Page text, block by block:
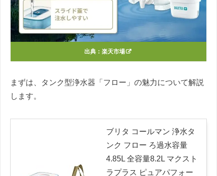
出典： 楽天市場
まずは、タンク型浄水器「フロー」の魅力について解説
します。
ブリタ コールマン 浄水タ
ンク フロー ろ過水容量
4.85L 全容量8.2L マクスト
ラプラス ピュアパフォー